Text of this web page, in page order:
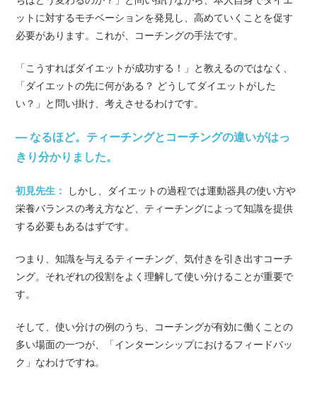
ットに対するモチベーションを発見し、高めていくことを促す
必要があります。これが、コーチングの手法です。
「こうすればダイエットが成功する！」と教えるのではなく、
「ダイエットの先に何がある？ どうしてダイエットがした
い？」と問い掛け、考えさせるわけです。
— なるほど。ティーチングとコーチングの違いがはっ
きり分かりました。
初見先生：
しかし、ダイエットの過程では運動器具の使い方や
栄養バランスの考え方など、ティーチングによって知識を提供
する必要もあるはずです。
つまり、知識を与えるティーチング、気付きを引き出すコーチ
ング。それぞれの役割をよく理解して使い分けることが重要で
す。
そして、使い分けの例のうち、コーチングが有効に働くことの
多い場面の一つが、「インターンシップにおけるフィードバッ
ク」なわけですね。